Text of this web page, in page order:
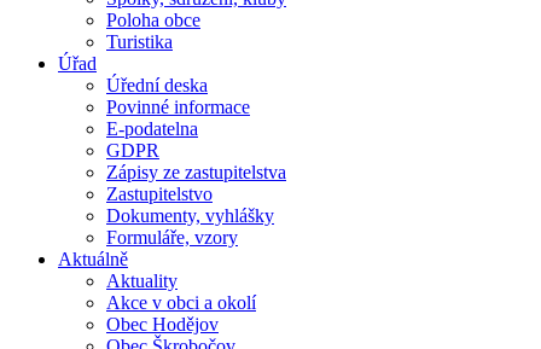
Poloha obce
Turistika
Úřad
Úřední deska
Povinné informace
E-podatelna
GDPR
Zápisy ze zastupitelstva
Zastupitelstvo
Dokumenty, vyhlášky
Formuláře, vzory
Aktuálně
Aktuality
Akce v obci a okolí
Obec Hodějov